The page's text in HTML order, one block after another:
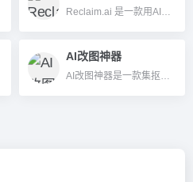
Reclaim.ai 是一款用AI自动规划日程、智能调度会议和任务的时间管理工具，帮助高效安排深度工作、会议、习惯等，提升个人和团队效率。
AI改图神器
AI改图神器是一款集抠图、格式转换、滤镜、批量图片处理等多功能于一体的在线AI图片编辑工具，操作简单，支持多种图片处理场景。